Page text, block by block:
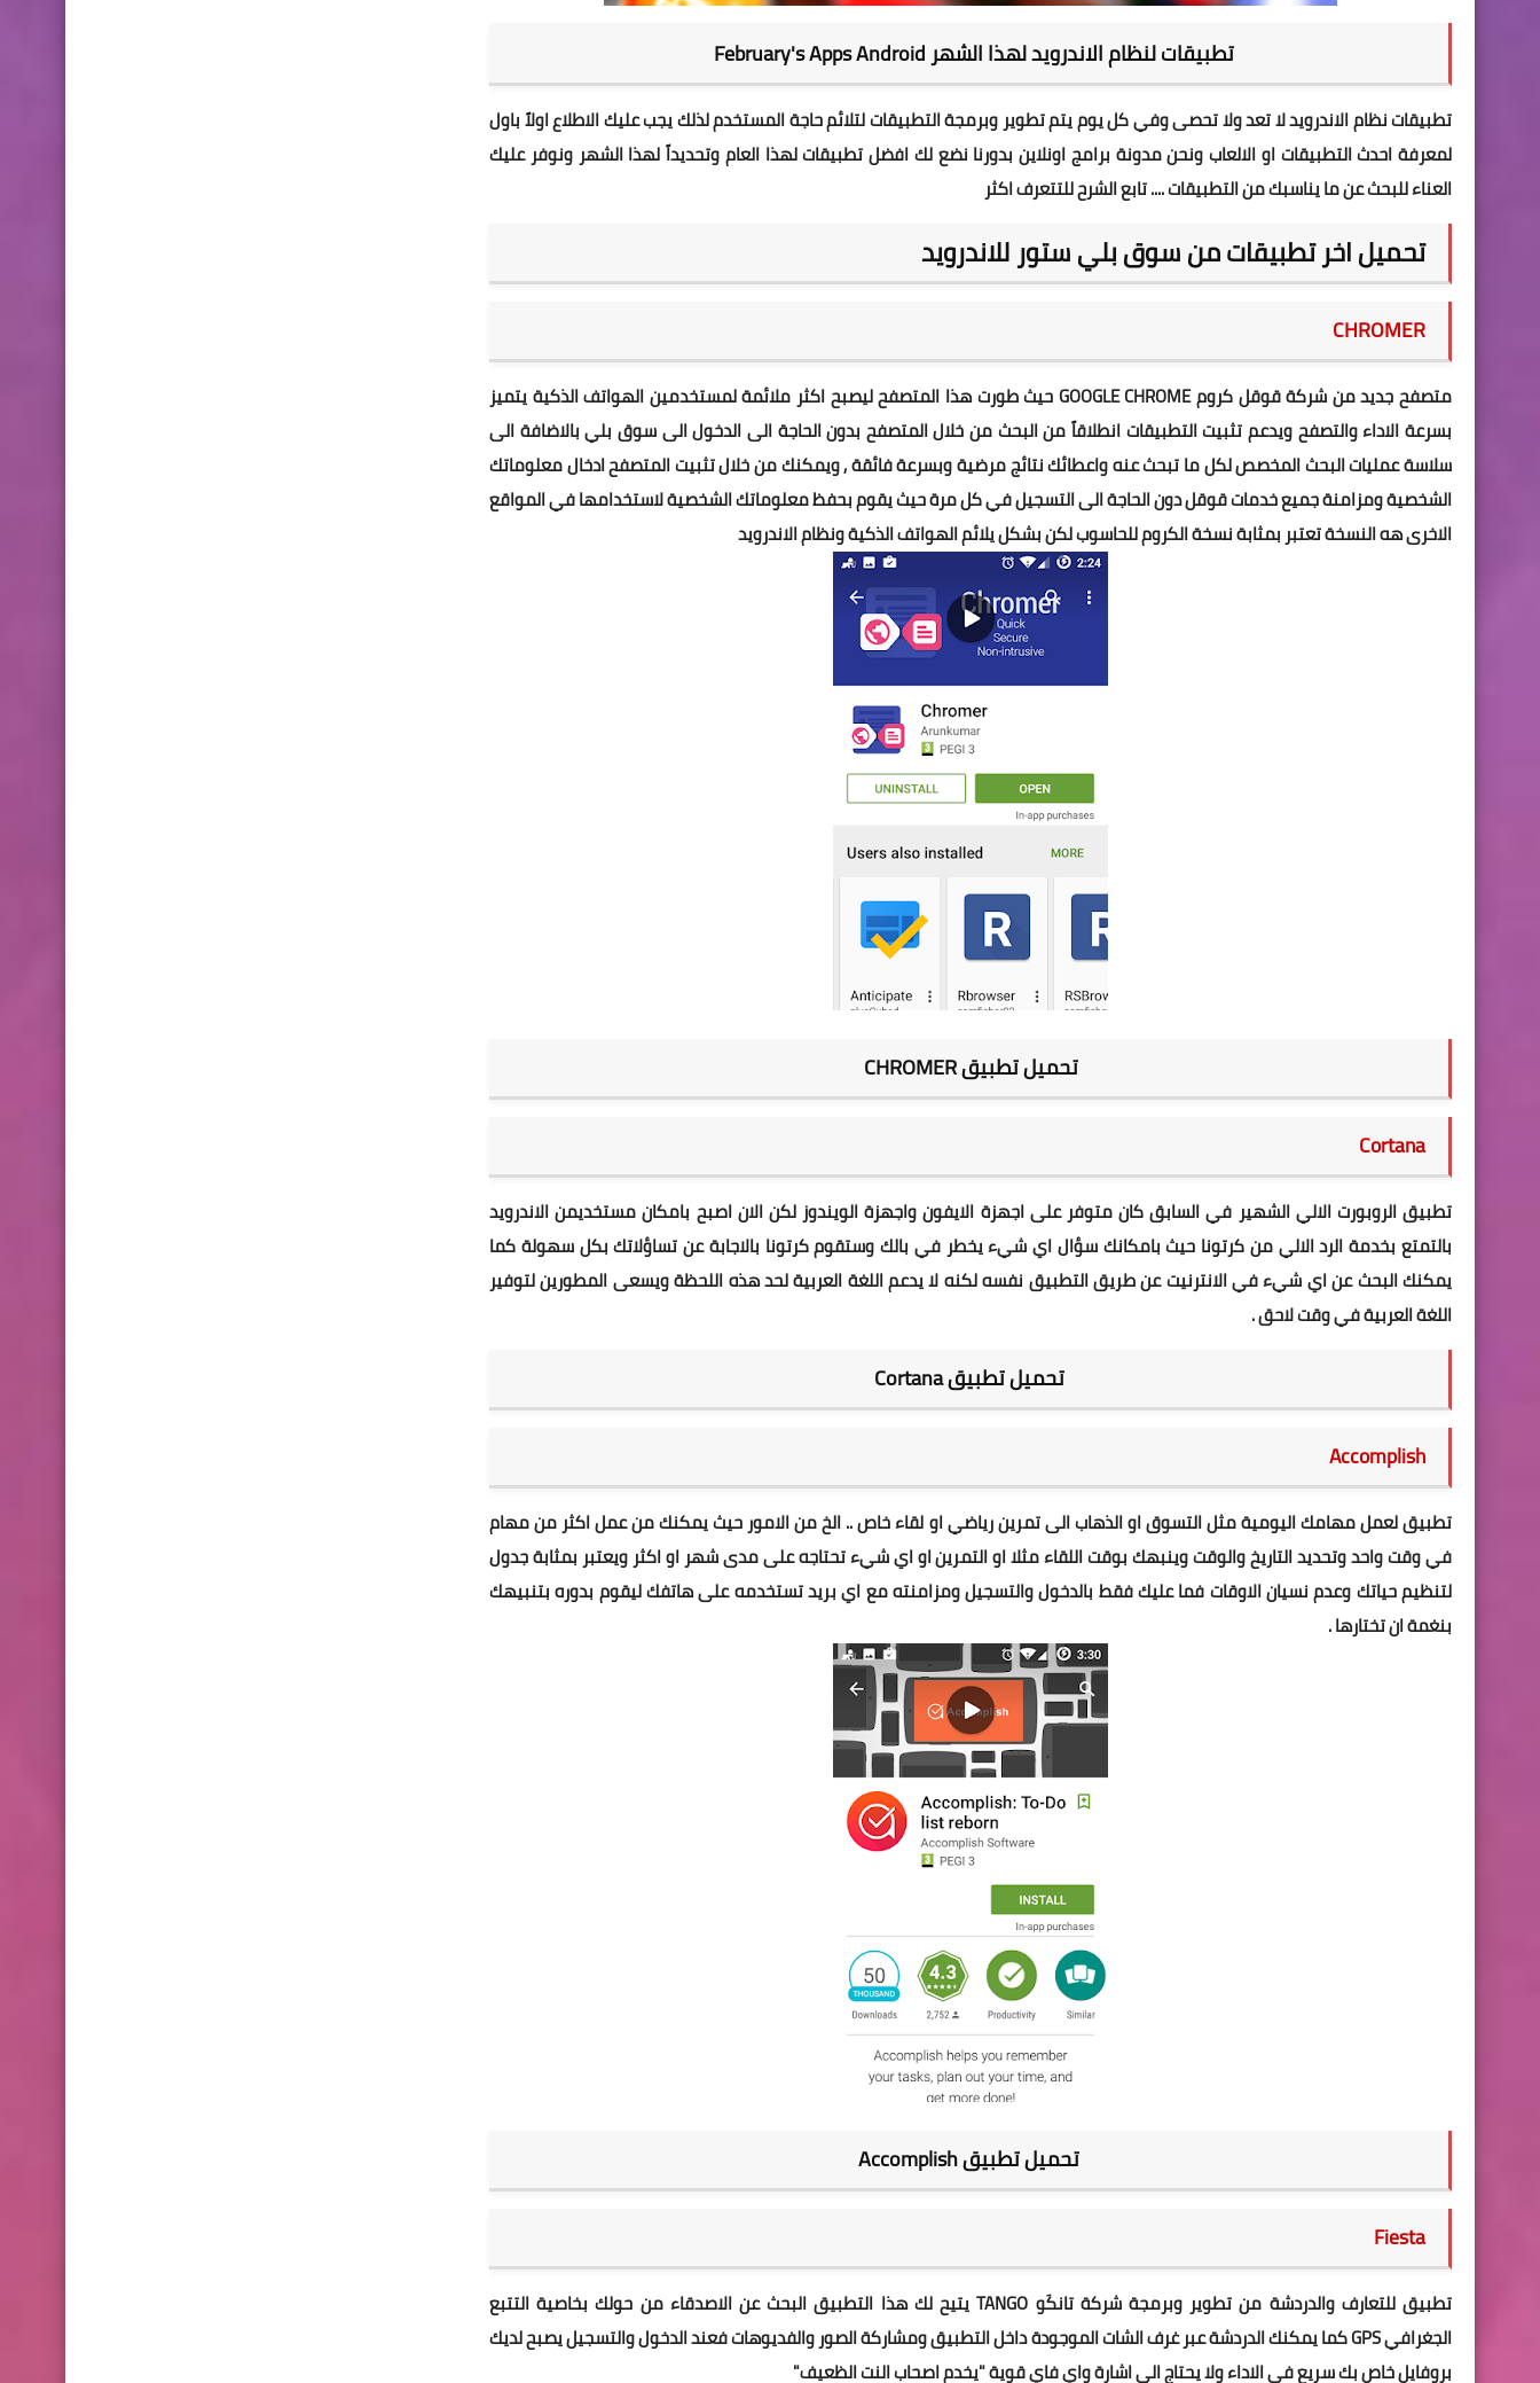
تطبيقات لنظام الاندرويد لهذا الشهر February's Apps Android
تطبيقات نظام الاندرويد لا تعد ولا تحصى وفي كل يوم يتم تطوير وبرمجة التطبيقات لتلائم حاجة المستخدم لذلك يجب عليك الاطلاع اولاً باول
لمعرفة احدث التطبيقات او الالعاب ونحن مدونة برامج اونلاين بدورنا نضع لك افضل تطبيقات لهذا العام وتحديداً لهذا الشهر ونوفر عليك
العناء للبحث عن ما يناسبك من التطبيقات .... تابع الشرح للتتعرف اكثر
تحميل اخر تطبيقات من سوق بلي ستور للاندرويد
CHROMER
متصفح جديد من شركة قوقل كروم GOOGLE CHROME حيث طورت هذا المتصفح ليصبح اكثر ملائمة لمستخدمين الهواتف الذكية يتميز
بسرعة الاداء والتصفح ويدعم تثبيت التطبيقات انطلاقاً من البحث من خلال المتصفح بدون الحاجة الى الدخول الى سوق بلي بالاضافة الى
سلاسة عمليات البحث المخصص لكل ما تبحث عنه واعطائك نتائج مرضية وبسرعة فائقة , ويمكنك من خلال تثبيت المتصفح ادخال معلوماتك
الشخصية ومزامنة جميع خدمات قوقل دون الحاجة الى التسجيل في كل مرة حيث يقوم بحفظ معلوماتك الشخصية لاستخدامها في المواقع
الاخرى هه النسخة تعتبر بمثابة نسخة الكروم للحاسوب لكن بشكل يلائم الهواتف الذكية ونظام الاندرويد
تحميل تطبيق CHROMER
Cortana
تطبيق الروبورت الالي الشهير في السابق كان متوفر على اجهزة الايفون واجهزة الويندوز لكن الان اصبح بامكان مستخديمن الاندرويد
بالتمتع بخدمة الرد الالي من كرتونا حيث بامكانك سؤال اي شيء يخطر في بالك وستقوم كرتونا بالاجابة عن تساؤلاتك بكل سهولة كما
يمكنك البحث عن اي شيء في الانترنيت عن طريق التطبيق نفسه لكنه لا يدعم اللغة العربية لحد هذه اللحظة ويسعى المطورين لتوفير
اللغة العربية في وقت لاحق .
تحميل تطبيق Cortana
Accomplish
تطبيق لعمل مهامك اليومية مثل التسوق او الذهاب الى تمرين رياضي او لقاء خاص .. الخ من الامور حيث يمكنك من عمل اكثر من مهام
في وقت واحد وتحديد التاريخ والوقت وينبهك بوقت اللقاء مثلا او التمرين او اي شيء تحتاجه على مدى شهر او اكثر ويعتبر بمثابة جدول
لتنظيم حياتك وعدم نسيان الاوقات فما عليك فقط بالدخول والتسجيل ومزامنته مع اي بريد تستخدمه على هاتفك ليقوم بدوره بتنبيهك
بنغمة ان تختارها .
تحميل تطبيق Accomplish
Fiesta
تطبيق للتعارف والدردشة من تطوير وبرمجة شركة تانكَو TANGO يتيح لك هذا التطبيق البحث عن الاصدقاء من حولك بخاصية التتبع
الجغرافي GPS كما يمكنك الدردشة عبر غرف الشات الموجودة داخل التطبيق ومشاركة الصور والفديوهات فعند الدخول والتسجيل يصبح لديك
بروفايل خاص بك سريع في الاداء ولا يحتاج الى اشارة واي فاي قوية "يخدم اصحاب النت الظعيف"